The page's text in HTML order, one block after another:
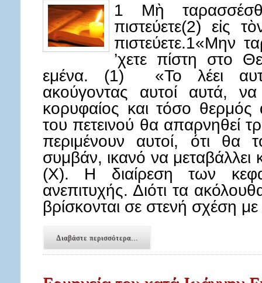
1 Μὴ
πιστεύετε(2) εἰς
πιστεύετε.1«Μην
’χετε πίστη στο
εμένα. (1) «Το λέει
ακούγοντας αυτοί αυτά, να
κορυφαίος και τόσο
του πετεινού θα απαρνηθεί
περιμένουν αυτοί, ότι θα
συμβάν, ικανό να μεταβάλλει
(Χ). Η διαίρεση των
ανεπιτυχής. Διότι τα
βρίσκονται σε στενή σχέση
Διαβάστε περισσότερα...